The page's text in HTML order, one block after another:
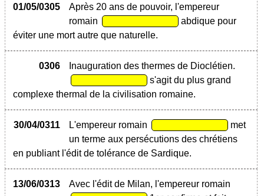
01/05/0305
Après 20 ans de pouvoir, l'empereur
romain
abdique pour
éviter une mort autre que naturelle.
0306
Inauguration des thermes de Dioclétien.
s'agit du plus grand
complexe thermal de la civilisation romaine.
30/04/0311 L'empereur romain
met
un terme aux persécutions des chrétiens
en publiant l'édit de tolérance de Sardique.
13/06/0313
Avec l'édit de Milan, l'empereur romain